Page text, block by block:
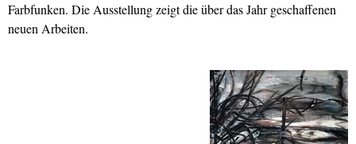
Farbfunken. Die Ausstellung zeigt die über das Jahr geschaffenen
neuen Arbeiten.